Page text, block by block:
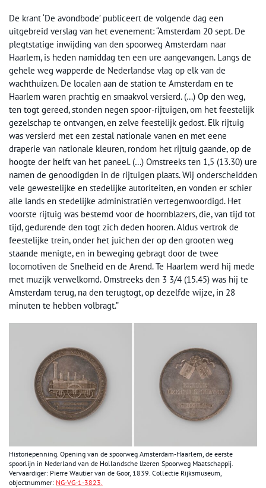
De krant ‘De avondbode’ publiceert de volgende dag een
uitgebreid verslag van het evenement: “Amsterdam 20 sept. De
plegtstatige inwijding van den spoorweg Amsterdam naar
Haarlem, is heden namiddag ten een ure aangevangen. Langs de
gehele weg wapperde de Nederlandse vlag op elk van de
wachthuizen. De localen aan de station te Amsterdam en te
Haarlem waren prachtig en smaakvol versierd. (…) Op den weg,
ten togt gereed, stonden negen spoor-rijtuigen, om het feestelijk
gezelschap te ontvangen, en zelve feestelijk gedost. Elk rijtuig
was versierd met een zestal nationale vanen en met eene
draperie van nationale kleuren, rondom het rijtuig gaande, op de
hoogte der helft van het paneel. (…) Omstreeks ten 1,5 (13.30) ure
namen de genoodigden in de rijtuigen plaats. Wij onderscheidden
vele gewestelijke en stedelijke autoriteiten, en vonden er schier
alle lands en stedelijke administratiën vertegenwoordigd. Het
voorste rijtuig was bestemd voor de hoornblazers, die, van tijd tot
tijd, gedurende den togt zich deden hooren. Aldus vertrok de
feestelijke trein, onder het juichen der op den grooten weg
staande menigte, en in beweging gebragt door de twee
locomotiven de Snelheid en de Arend. Te Haarlem werd hij mede
met muzijk verwelkomd. Omstreeks den 3 3/4 (15.45) was hij te
Amsterdam terug, na den terugtogt, op dezelfde wijze, in 28
minuten te hebben volbragt.”
Historiepenning. Opening van de spoorweg Amsterdam-Haarlem, de eerste
spoorlijn in Nederland van de Hollandsche IJzeren Spoorweg Maatschappij.
Vervaardiger: Pierre Wautier van de Goor, 1839. Collectie Rijksmuseum,
objectnummer: NG-VG-1-3823.